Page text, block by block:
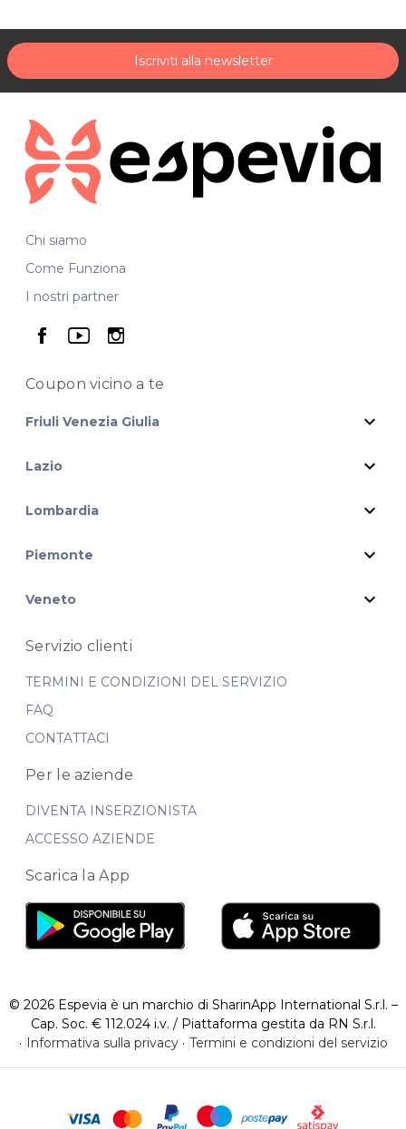
Iscriviti alla newsletter
Chi siamo
Come Funziona
I nostri partner
seguici su facebook
seguici su youtube
seguici su instagram
Coupon vicinoa te
Friuli Venezia Giulia expand_more
Lazio expand_more
Lombardia expand_more
Piemonte expand_more
Veneto expand_more
Servizio clienti
TERMINI E CONDIZIONI DEL SERVIZIO
FAQ
CONTATTACI
Per le aziende
DIVENTA INSERZIONISTA
ACCESSO AZIENDE
Scarica la App
© 2026 Espevia è un marchio di SharinApp International S.r.l. –
Cap. Soc. € 112.024 i.v. / Piattaforma gestita da RN S.r.l.
·
Informativa sulla privacy· Termini e condizioni del servizio